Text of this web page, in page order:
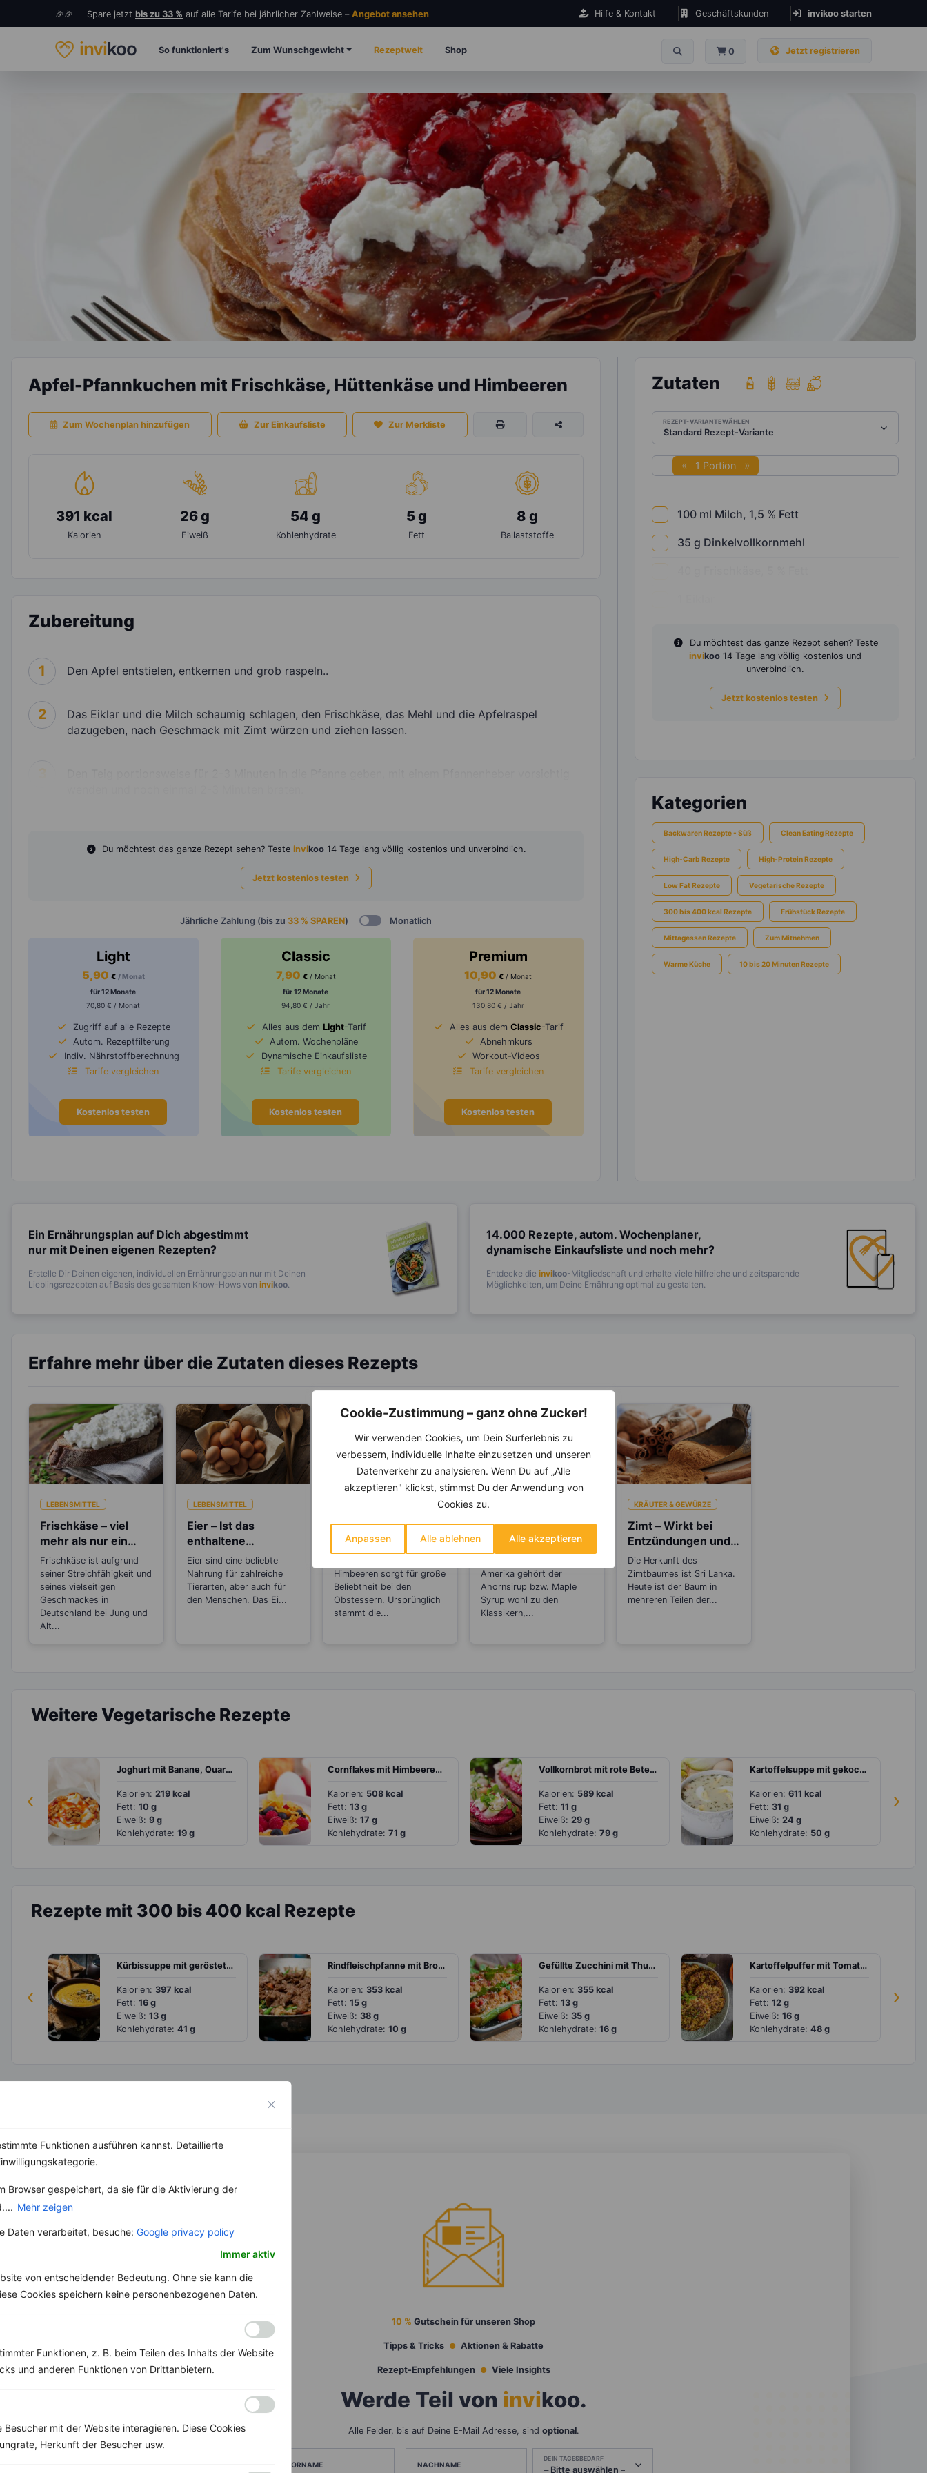
Cookie-Zustimmung – ganz ohne Zucker!
Wir verwenden Cookies, um Dein Surferlebnis zu
verbessern, individuelle Inhalte einzusetzen und unseren
Datenverkehr zu analysieren. Wenn Du auf „Alle
akzeptieren" klickst, stimmst Du der Anwendung von
Cookies zu.
Anpassen Alle ablehnen Alle akzeptieren
Funktionen ausführen kannst. Detaillierte
Browser gespeichert, da sie für die Aktivierung der
Mehr zeigen
Daten verarbeitet, besuche: Google privacy policy
Immer aktiv
von entscheidender Bedeutung. Ohne sie kann die
Cookies speichern keine personenbezogenen Daten.
Funktionen, z. B. beim Teilen des Inhalts der Website
und anderen Funktionen von Drittanbietern.
mit der Website interagieren. Diese Cookies
Herkunft der Besucher usw.
🎉🎉 Spare jetzt bis zu 33 % auf alle Tarife bei jährlicher Zahlweise – Angebot ansehen Hilfe & Kontakt Geschäftskunden invikoo starten
invikoo So funktioniert's Zum Wunschgewicht Rezeptwelt Shop 0 Jetzt registrieren
Apfel-Pfannkuchen mit Frischkäse, Hüttenkäse und Himbeeren
Zum Wochenplan hinzufügen Zur Einkaufsliste Zur Merkliste
391 kcal
Kalorien
26 g
Eiweiß
54 g
Kohlenhydrate
5 g
Fett
8 g
Ballaststoffe
Zubereitung
1 Den Apfel entstielen, entkernen und grob raspeln..
2
Das Eiklar und die Milch schaumig schlagen, den Frischkäse, das Mehl und die Apfelraspel
dazugeben, nach Geschmack mit Zimt würzen und ziehen lassen.
Du möchtest das ganze Rezept sehen? Teste invikoo 14 Tage lang völlig kostenlos und unverbindlich.
Jetzt kostenlos testen
Jährliche Zahlung (bis zu 33 % SPAREN) Monatlich
Light
5,90 € / Monat
für 12 Monate
70,80 € / Monat
Zugriff auf alle Rezepte
Autom. Rezeptfilterung
Indiv. Nährstoffberechnung
Tarife vergleichen
Kostenlos testen
Classic
7,90 € / Monat
für 12 Monate
94,80 € / Jahr
Alles aus dem Light-Tarif
Autom. Wochenpläne
Dynamische Einkaufsliste
Tarife vergleichen
Kostenlos testen
Premium
10,90€ / Monat
für 12 Monate
130,80 € / Jahr
Alles aus dem Classic-Tarif
Abnehmkurs
Workout-Videos
Tarife vergleichen
Kostenlos testen
Zutaten
REZEPT-VARIANTE WÄHLEN
1 Portion
100 ml Milch, 1,5 % Fett
35 g Dinkelvollkornmehl
Du möchtest das ganze Rezept sehen? Teste
invikoo 14 Tage lang völlig kostenlos und
unverbindlich.
Jetzt kostenlos testen
Kategorien
Backwaren Rezepte - Süß Clean Eating Rezepte
High-Carb Rezepte High-Protein Rezepte
Low Fat Rezepte Vegetarische Rezepte
300 bis 400 kcal Rezepte Frühstück Rezepte
Mittagessen Rezepte Zum Mitnehmen
Warme Küche 10 bis 20 Minuten Rezepte
Ein Ernährungsplan auf Dich abgestimmt
nur mit Deinen eigenen Rezepten?
Erstelle Dir Deinen eigenen, individuellen Ernährungsplan nur mit Deinen
Lieblingsrezepten auf Basis des gesamten Know-Hows von invikoo.
14.000 Rezepte, autom. Wochenplaner,
dynamische Einkaufsliste und noch mehr?
Entdecke die invikoo-Mitgliedschaft und erhalte viele hilfreiche und zeitsparende
Möglichkeiten, um Deine Ernährung optimal zu gestalten.
Erfahre mehr über die Zutaten dieses Rezepts
LEBENSMITTEL
Frischkäse – viel
mehr als nur ein
Brotaufstrich
Frischkäse ist aufgrund
seiner Streichfähigkeit und
seines vielseitigen
Geschmackes in
Deutschland bei Jung und
Alt...
LEBENSMITTEL
Eier – Ist das
enthaltene
Cholesterin
gesundheitsschädlic
h?
Eier sind eine beliebte
Nahrung für zahlreiche
Tierarten, aber auch für
den Menschen. Das Ei...
Eignen sich
Himbeeren gut zum
Abnehmen?
Himbeeren sorgt für große
Beliebtheit bei den
Obstessern. Ursprünglich
stammt die...
Ahornsirup – bis zu
40 % weniger
Kalorien als Zucker
Amerika gehört der
Ahornsirup bzw. Maple
Syrup wohl zu den
Klassikern,...
KRÄUTER & GEWÜRZE
Zimt – Wirkt bei
Entzündungen und
Rheuma
Die Herkunft des
Zimtbaumes ist Sri Lanka.
Heute ist der Baum in
mehreren Teilen der...
Weitere Vegetarische Rezepte
‹ ›
Joghurt mit Banane, Quark, Walnüssen und Ahornsirup
Kalorien: 219 kcal
Fett: 10 g
Eiweiß: 9 g
Kohlehydrate: 19 g
Cornflakes mit Himbeeren und Blaubeeren
Kalorien: 508 kcal
Fett: 13 g
Eiweiß: 17 g
Kohlehydrate: 71 g
Vollkornbrot mit rote Bete-Humus und Feta
Kalorien: 589 kcal
Fett: 11 g
Eiweiß: 29 g
Kohlehydrate: 79 g
Kartoffelsuppe mit gekochten Eiern
Kalorien: 611 kcal
Fett: 31 g
Eiweiß: 24 g
Kohlehydrate: 50 g
Rezepte mit 300 bis 400 kcal Rezepte
‹ ›
Kürbissuppe mit gerösteten Kürbiskernen
Kalorien: 397 kcal
Fett: 16 g
Eiweiß: 13 g
Kohlehydrate: 41 g
Rindfleischpfanne mit Brokkoli, Möhren, Blumenkohl und Prinzessbohnen
Kalorien: 353 kcal
Fett: 15 g
Eiweiß: 38 g
Kohlehydrate: 10 g
Gefüllte Zucchini mit Thunfisch, Paprika und Möhre
Kalorien: 355 kcal
Fett: 13 g
Eiweiß: 35 g
Kohlehydrate: 16 g
Kartoffelpuffer mit Tomaten-Dip
Kalorien: 392 kcal
Fett: 12 g
Eiweiß: 16 g
Kohlehydrate: 48 g
10 % Gutschein für unseren Shop
Tipps & Tricks Aktionen & Rabatte
Rezept-Empfehlungen Viele Insights
Werde Teil von invikoo.
Alle Felder, bis auf Deine E-Mail Adresse, sind optional.
VORNAME NACHNAME
DEIN TAGESBEDARF